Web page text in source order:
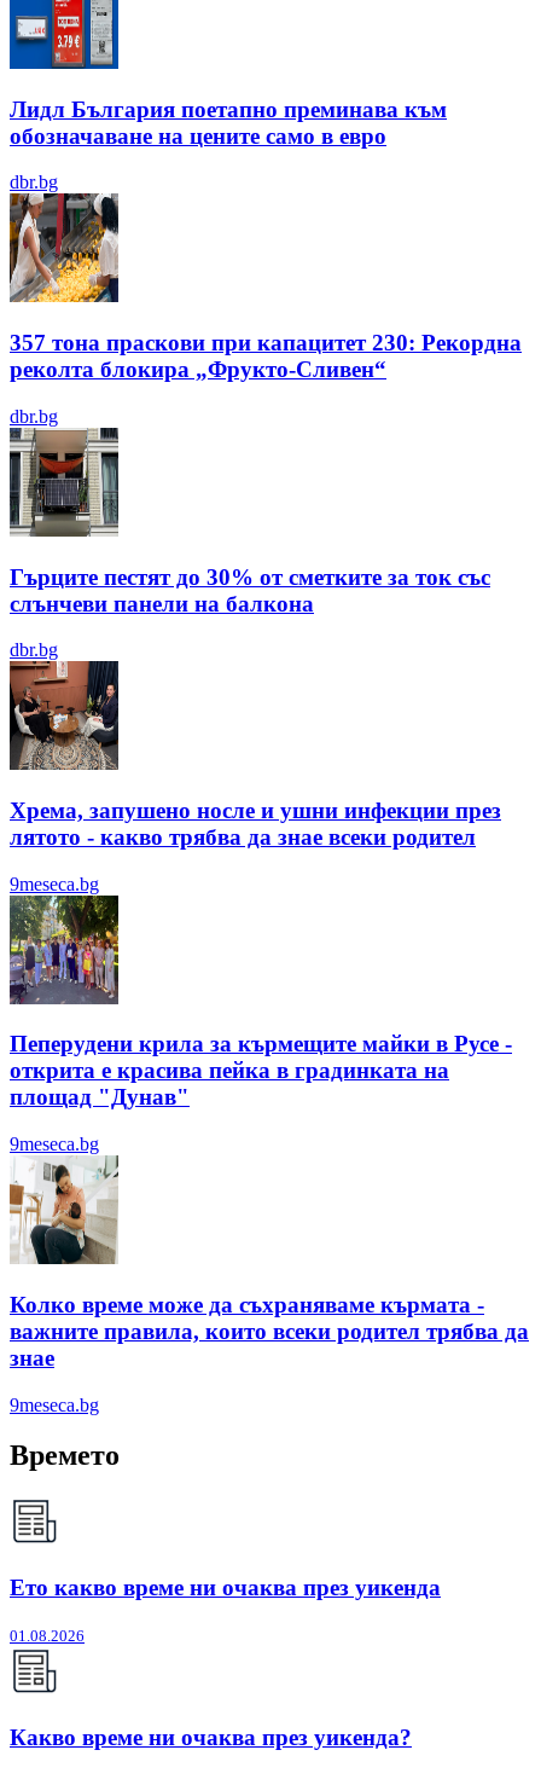
Лидл България поетапно преминава към
обозначаване на цените само в евро
dbr.bg
357 тона праскови при капацитет 230: Рекордна
реколта блокира „Фрукто-Сливен“
dbr.bg
Гърците пестят до 30% от сметките за ток със
слънчеви панели на балкона
dbr.bg
Хрема, запушено носле и ушни инфекции през
лятотo - какво трябва да знае всеки родител
9meseca.bg
Пеперудени крила за кърмещите майки в Русе -
открита е красива пейка в градинката на
площад "Дунав"
9meseca.bg
Колко време може да съхраняваме кърмата -
важните правила, които всеки родител трябва да
знае
9meseca.bg
Времето
Ето какво време ни очаква през уикенда
01.08.2026
Какво време ни очаква през уикенда?